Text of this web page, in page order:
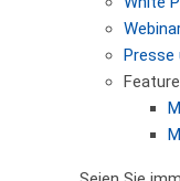
Presse